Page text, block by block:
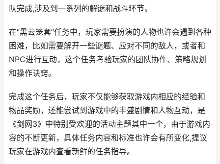
队完成,涉及到一系列的解谜和战斗环节。
在“黑云笼套”任务中，玩家需要扮演的人物也许会遇到各种
困难，比如需要解开一些谜题、应对不同的敌人，或者和
NPC进行互动，这个任务考验玩家的团队协作、策略规划
和操作诀窍。
完成这个任务后，玩家不仅能够获取游戏内相应的经验和
物品奖励，还能尝试到游戏中的丰盛剧情和人物互动，是
《剑网3》中特别受欢迎的活动主题其中一个，由于游戏内
容的不断更新，具体任务内容和标准也许会有所变化,提议
玩家在游戏内查看新鲜的任务指导。